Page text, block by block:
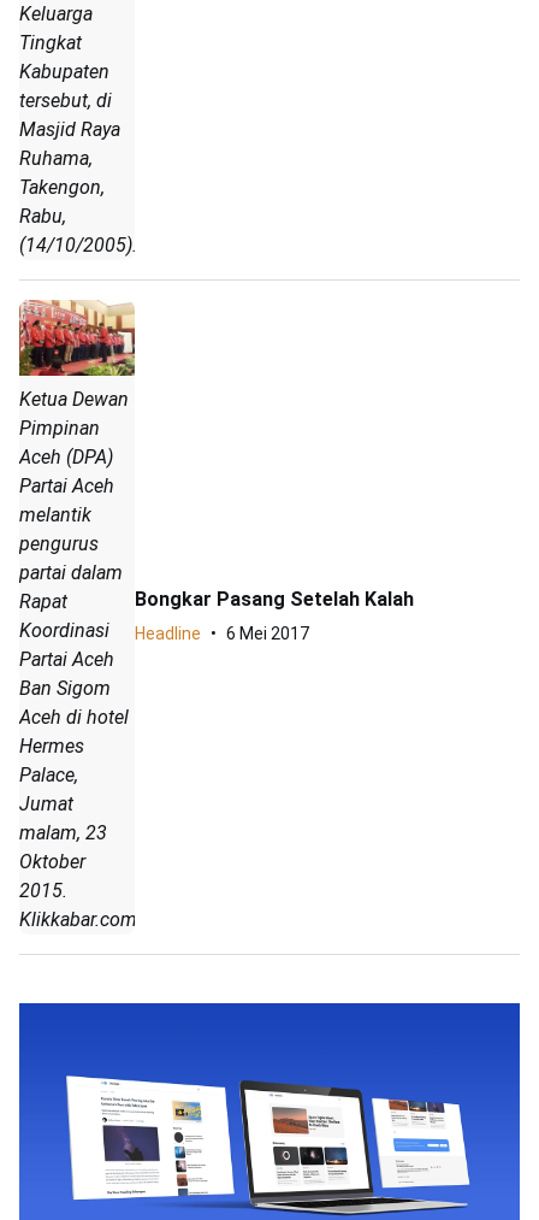
Keluarga
Tingkat
Kabupaten
tersebut, di
Masjid Raya
Ruhama,
Takengon,
Rabu,
(14/10/2005).
Ketua Dewan
Pimpinan
Aceh (DPA)
Partai Aceh
melantik
pengurus
partai dalam
Rapat
Koordinasi
Partai Aceh
Ban Sigom
Aceh di hotel
Hermes
Palace,
Jumat
malam, 23
Oktober
2015.
Klikkabar.com
Bongkar Pasang Setelah Kalah
Headline 6 Mei 2017